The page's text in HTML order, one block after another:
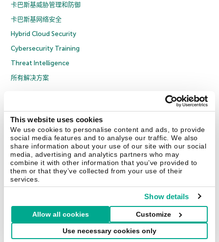
This website uses cookies
We use cookies to personalise content and ads, to provide
social media features and to analyse our traffic. We also
share information about your use of our site with our social
media, advertising and analytics partners who may
combine it with other information that you’ve provided to
them or that they’ve collected from your use of their
services.
Show details
Allow all cookies Customize
Use necessary cookies only
卡巴斯基威胁管理和防御
卡巴斯基网络安全
Hybrid Cloud Security
Cybersecurity Training
Threat Intelligence
所有解决方案
隐私策略
反腐败政策
许可协议 B2B
京ICP备12053225号
京公网安备 11010102001169号
联系我们 关于我们 合作伙伴 Blog 资源中心 新闻稿
Securelist Eugene Personal Blog
中国 (China)